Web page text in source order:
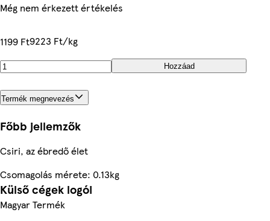
Még nem érkezett értékelés
1199 Ft9223 Ft/kg
Hozzáad
Termék megnevezés
Főbb jellemzők
Csiri, az ébredő élet
Csomagolás mérete: 0.13kg
Külső cégek logói
Magyar Termék